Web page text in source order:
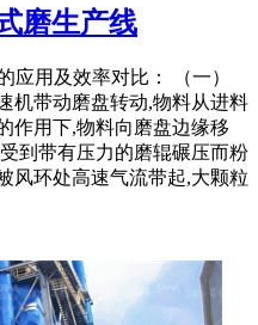
磨生产线
应用及效率对比： （一）
机带动磨盘转动,物料从进料
作用下,物料向磨盘边缘移
到带有压力的磨辊碾压而粉
风环处高速气流带起,大颗粒